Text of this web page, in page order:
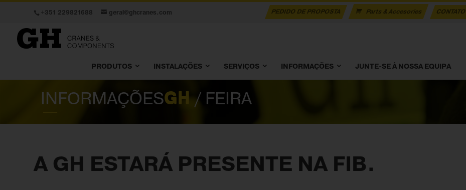
+351 229821688 geral@ghcranes.com PEDIDO DE PROPOSTA Parts & Accesories CONTATO
PRODUTOS INSTALAÇÕES SERVIÇOS INFORMAÇÕES JUNTE-SE À NOSSA EQUIPA
INFORMAÇÕESGH/ FEIRA
A GH ESTARÁ PRESENTE NA FIB.